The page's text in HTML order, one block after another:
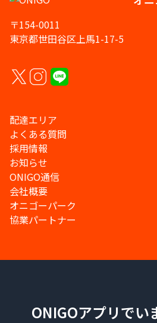
〒154-0011
東京都世田谷区上馬1-17-5
配達エリア
よくある質問
採用情報
お知らせ
ONIGO通信
会社概要
オニゴーパーク
協業パートナー
ONIGOアプリでい